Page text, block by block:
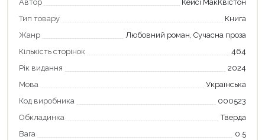
Автор
Кейсі МакКвістон
Тип товару
Книга
Жанр
Любовний роман, Сучасна проза
Кількість сторінок
464
Рік видання
2024
Мова
Українська
Код виробника
000523
Обкладинка
Тверда
Вага
0.5